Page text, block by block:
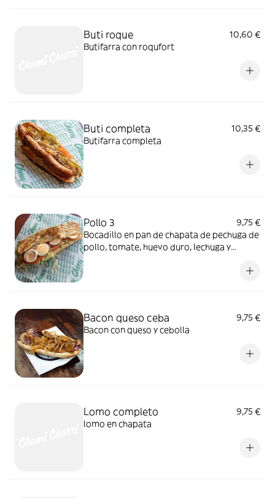
Buti roque
10,60 €
Butifarra con roqufort
Buti completa
10,35 €
Butifarra completa
Pollo 3
9,75 €
Bocadillo en pan de chapata de pechuga de
pollo, tomate, huevo duro, lechuga y
Bacon queso ceba
9,75 €
Bacon con queso y cebolla
Lomo completo
9,75 €
lomo en chapata